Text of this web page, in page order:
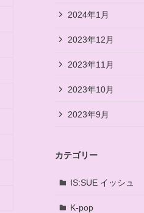
2024年1月
2023年12月
2023年11月
2023年10月
2023年9月
カテゴリー
IS:SUE イッシュ
K-pop